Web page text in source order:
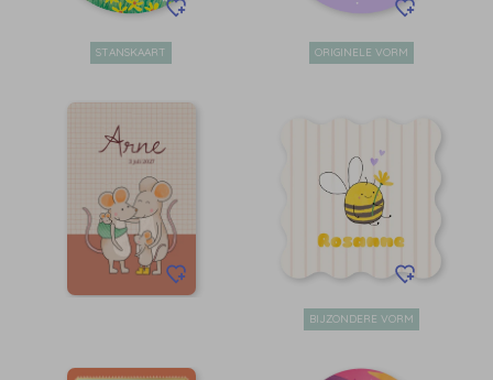
STANSKAART ORIGINELE VORM
BIJZONDERE VORM